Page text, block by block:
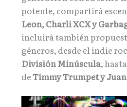
potente, compartirá
Leon, Charli XCX y
incluirá también
géneros, desde el indie
División Minúscula,
deTimmy Trumpet y